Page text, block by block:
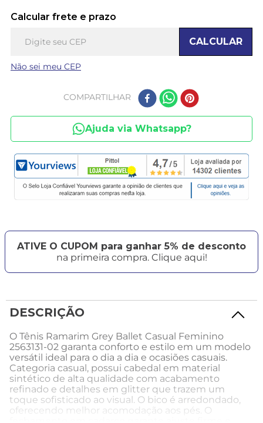
Calcular frete e prazo
CALCULAR
Não sei meu CEP
COMPARTILHAR
Ajuda via Whatsapp?
ATIVE O CUPOM para ganhar 5% de desconto
na primeira compra. Clique aqui!
DESCRIÇÃO
O Tênis Ramarim Grey Ballet Casual Feminino
2563131-02 garanta conforto e estilo em um modelo
versátil ideal para o dia a dia e ocasiões casuais.
Categoria casual, possui cabedal em material
sintético de alta qualidade com acabamento
refinado e detalhes em glitter que trazem um
toque sofisticado ao visual. O bico é arredondado,
oferecendo melhor acomodação aos pés. O